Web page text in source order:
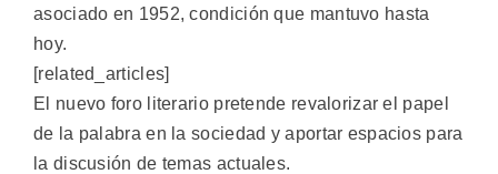
asociado en 1952, condición que mantuvo hasta
hoy.
[related_articles]
El nuevo foro literario pretende revalorizar el papel
de la palabra en la sociedad y aportar espacios para
la discusión de temas actuales.